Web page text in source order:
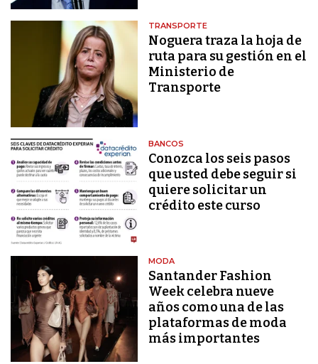
TRANSPORTE
Noguera traza la hoja de
ruta para su gestión en el
Ministerio de
Transporte
BANCOS
Conozca los seis pasos
que usted debe seguir si
quiere solicitar un
crédito este curso
MODA
Santander Fashion
Week celebra nueve
años como una de las
plataformas de moda
más importantes